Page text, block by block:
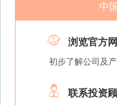
中
 浏览官方
初步了解公司及
 联系投资